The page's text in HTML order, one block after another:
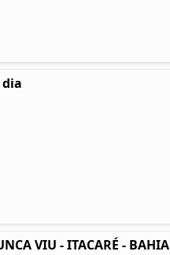
VIU - ITACARÉ - BAHIA